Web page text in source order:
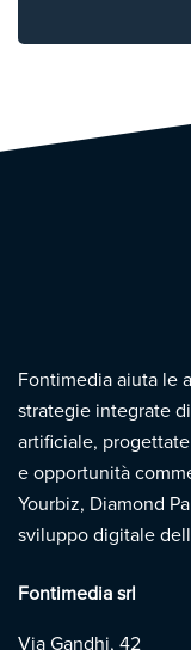
Fontimedia aiuta le
strategie integrate
artificiale,
e opportunità
Yourbiz, Diamond
sviluppo digitale
Fontimedia srl
Via Gandhi, 42